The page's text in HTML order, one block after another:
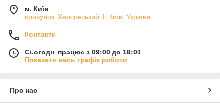
м. Київ
провулок, Херсонський 1, Київ, Україна
Контакти
Сьогодні працює з 09:00 до 18:00
Показати весь графік роботи
Про нас